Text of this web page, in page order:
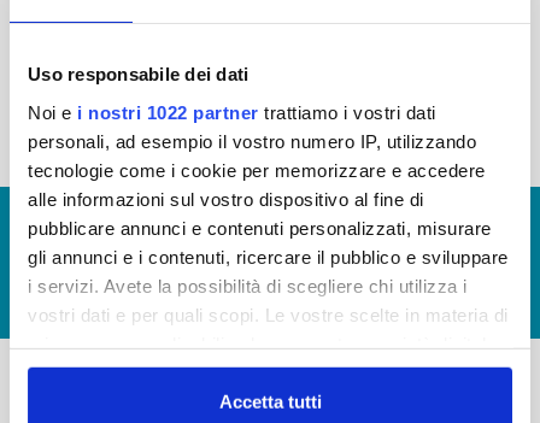
Uso responsabile dei dati
Noi e i nostri 1022 partner trattiamo i vostri dati
personali, ad esempio il vostro numero IP, utilizzando
tecnologie come i cookie per memorizzare e accedere
alle informazioni sul vostro dispositivo al fine di
pubblicare annunci e contenuti personalizzati, misurare
gli annunci e i contenuti, ricercare il pubblico e sviluppare
i servizi. Avete la possibilità di scegliere chi utilizza i
vostri dati e per quali scopi. Le vostre scelte in materia di
in cui avete effettuato le vostre scelte. È possibile
modificare o revocare il proprio consenso in qualsiasi
Accetta tutti
‹ precedente 2
© Copyright 2017 - 2026
GLOSSARIO
GIUDICA IL SERVIZIO
LAVORA CON NOI